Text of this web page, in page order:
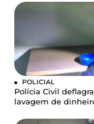
POLICIAL
Polícia Civil
lavagem de